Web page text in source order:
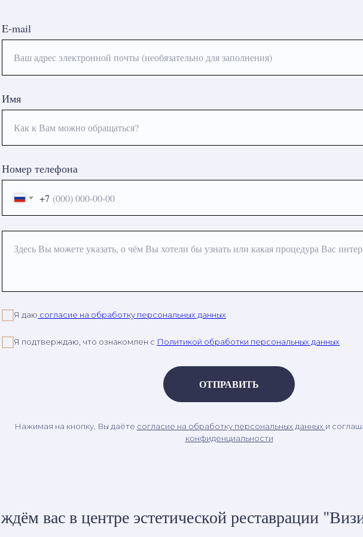
E-mail
Ваш адрес электронной почты (необязательно для заполнения)
Имя
Как к Вам можно обращаться?
Номер телефона
+7
Здесь Вы можете указать, о чём Вы хотели бы узнать или какая процедура Вас
Я даю согласие на обработку персональных данных
Я подтверждаю, что ознакомлен с Политикой обработки персональных данных
ОТПРАВИТЬ
Нажимая на кнопку, Вы даёте согласие на обработку персональных данных и
конфиденциальности
вас в центре эстетической реставрации